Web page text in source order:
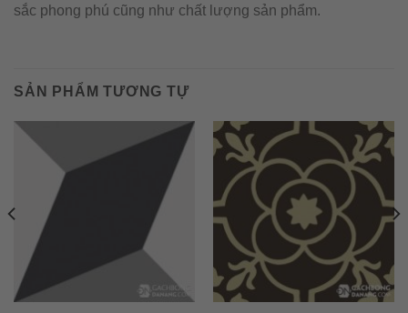
sắc phong phú cũng như chất lượng sản phẩm.
SẢN PHẨM TƯƠNG TỰ